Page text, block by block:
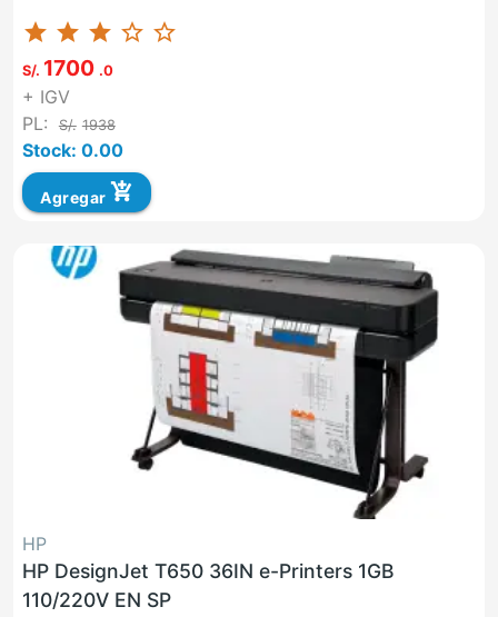
star star star star_border star_border
S/. 1700 .0
+ IGV
PL:
S/. 1938
Stock: 0.00
Agregar add_shopping_cart
HP
HP DesignJet T650 36IN e-Printers 1GB
110/220V EN SP